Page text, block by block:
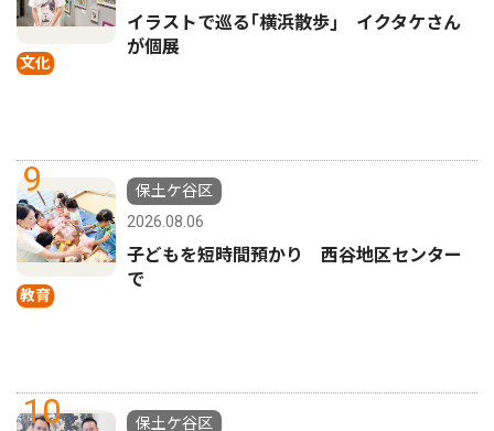
文化
イラストで巡る｢横浜散歩｣ イクタケさん
が個展
9
教育
保土ケ谷区
2026.08.06
子どもを短時間預かり 西谷地区センター
で
10
保土ケ谷区